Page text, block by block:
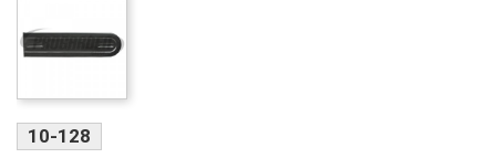
10-128